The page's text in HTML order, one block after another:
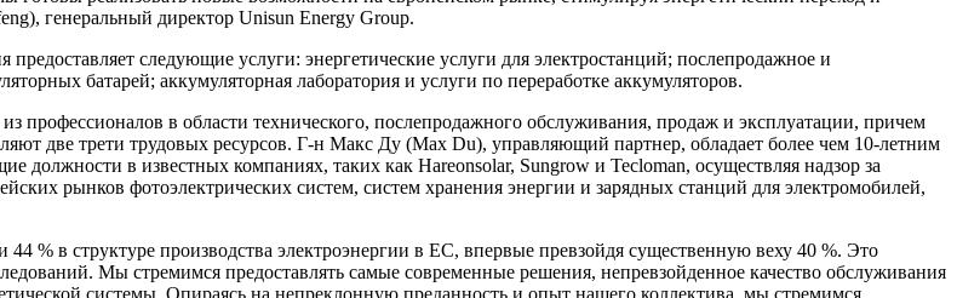
генеральный директор Unisun Energy Group.
следующие услуги: энергетические услуги для электростанций; послепродажное и
батарей; аккумуляторная лаборатория и услуги по переработке аккумуляторов.
профессионалов в области технического, послепродажного обслуживания, продаж и эксплуатации, причем
две трети трудовых ресурсов. Г-н Макс Ду (Max Du), управляющий партнер, обладает более чем 10-летним
должности в известных компаниях, таких как Hareonsolar, Sungrow и Tecloman, осуществляя надзор за
рынков фотоэлектрических систем, систем хранения энергии и зарядных станций для электромобилей,
% в структуре производства электроэнергии в ЕС, впервые превзойдя существенную веху 40 %. Это
Мы стремимся предоставлять самые современные решения, непревзойденное качество обслуживания